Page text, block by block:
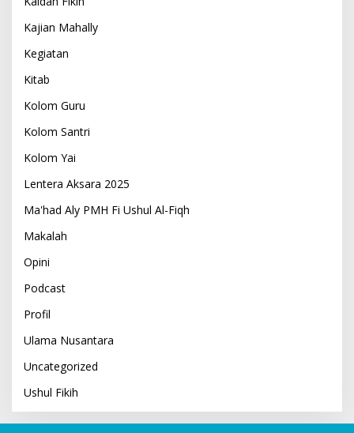
Kajian Mahally
Kegiatan
Kitab
Kolom Guru
Kolom Santri
Kolom Yai
Lentera Aksara 2025
Ma'had Aly PMH Fi Ushul Al-Fiqh
Makalah
Opini
Podcast
Profil
Ulama Nusantara
Uncategorized
Ushul Fikih